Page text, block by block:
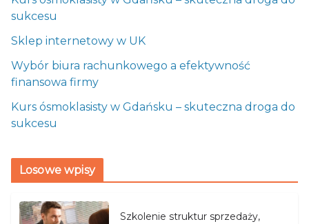
sukcesu
Sklep internetowy w UK
Wybór biura rachunkowego a efektywność
finansowa firmy
Kurs ósmoklasisty w Gdańsku – skuteczna droga do
sukcesu
Losowe wpisy
Szkolenie struktur sprzedaży,